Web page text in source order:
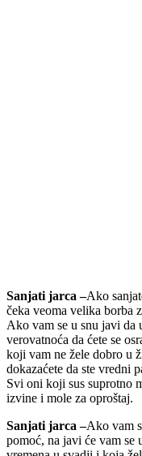
Sanjati jarca –Ako
čeka veoma velika borba
Ako vam se u snu javi da
verovatnoća da ćete se
koji vam ne žele dobro u
dokazaćete da ste vredni
Svi oni koji sus suprotno
izvine i mole za oproštaj.
Sanjati jarca –Ako vam
pomoć, na javi će vam se